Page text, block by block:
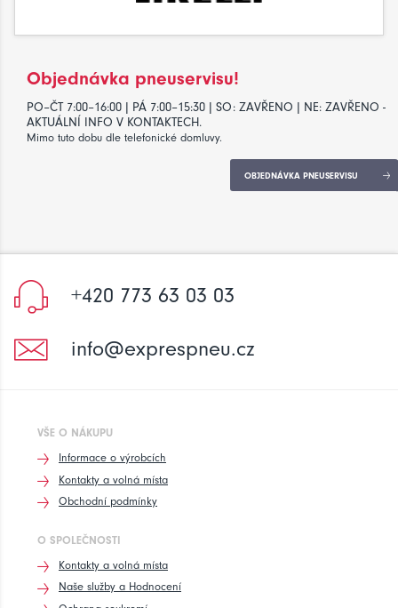
Objednávka pneuservisu!
PO–ČT 7:00–16:00 | PÁ 7:00–15:30 | SO: ZAVŘENO | NE: ZAVŘENO -
AKTUÁLNÍ INFO V KONTAKTECH.
Mimo tuto dobu dle telefonické domluvy.
OBJEDNÁVKA PNEUSERVISU
+420 773 63 03 03
info@exprespneu.cz
VŠE O NÁKUPU
Informace o výrobcích
Kontakty a volná místa
Obchodní podmínky
O SPOLEČNOSTI
Kontakty a volná místa
Naše služby a Hodnocení